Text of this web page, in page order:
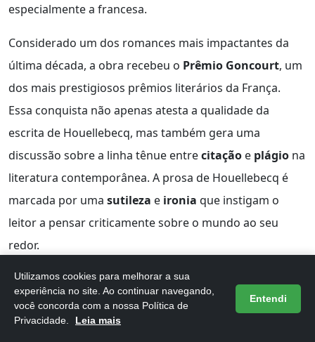
especialmente a francesa.
Considerado um dos romances mais impactantes da
última década, a obra recebeu o Prêmio Goncourt, um
dos mais prestigiosos prêmios literários da França.
Essa conquista não apenas atesta a qualidade da
escrita de Houellebecq, mas também gera uma
discussão sobre a linha tênue entrecitação e plágio na
literatura contemporânea. A prosa de Houellebecq é
marcada por uma sutileza e ironia que instigam o
leitor a pensar criticamente sobre o mundo ao seu
redor.
Com 400 páginas de conteúdo rico, "O mapa e o
território" é ideal para leitores que buscam uma
literaturaprovocativa
Utilizamos cookies para melhorar a sua
experiência no site. Ao continuar navegando,
você concorda com a nossa Política de
Privacidade.
Leia mais
Entendi